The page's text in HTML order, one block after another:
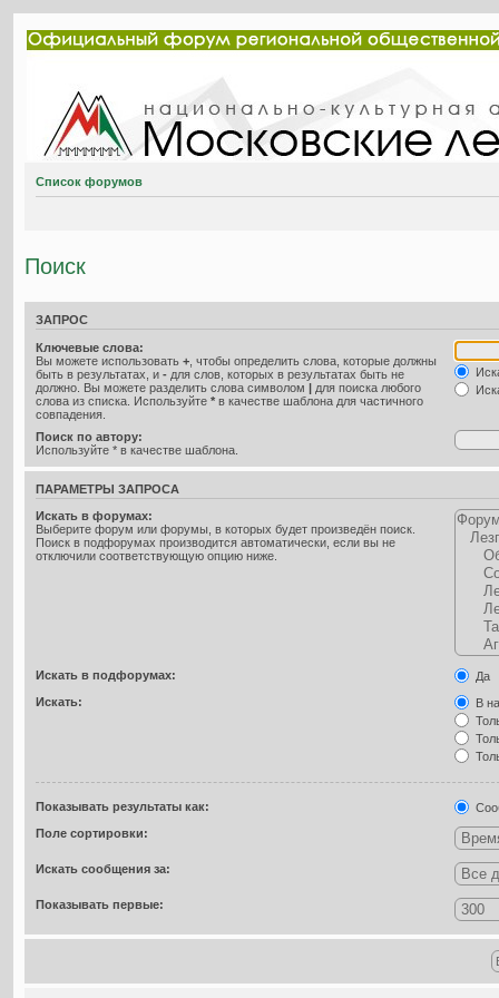
Список форумов
Поиск
ЗАПРОС
Ключевые слова:
Вы можете использовать + , чтобы определить слова, которые должны
быть в результатах, и - для слов, которых в результатах быть не
должно. Вы можете разделить слова символом | для поиска любого
слова из списка. Используйте * в качестве шаблона для частичного
совпадения.
Поиск по автору:
Используйте * в качестве шаблона.
ПАРАМЕТРЫ ЗАПРОСА
Искать в форумах:
Выберите форум или форумы, в которых будет произведён поиск.
Поиск в подфорумах производится автоматически, если вы не
отключили соответствующую опцию ниже.
Искать в подфорумах:
Да
Искать:
В
Показывать результаты как:
Поле сортировки:
Искать сообщения за:
Показывать первые: